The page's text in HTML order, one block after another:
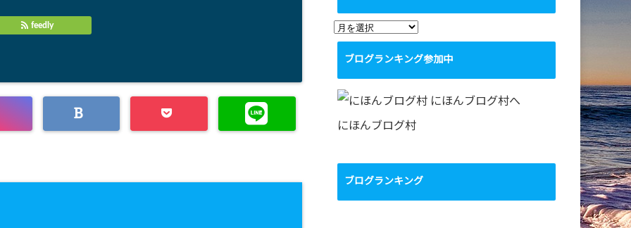
feedly
ア
ー
イ
ブ
ブログランキング参加中
にほんブログ村
ブログランキング